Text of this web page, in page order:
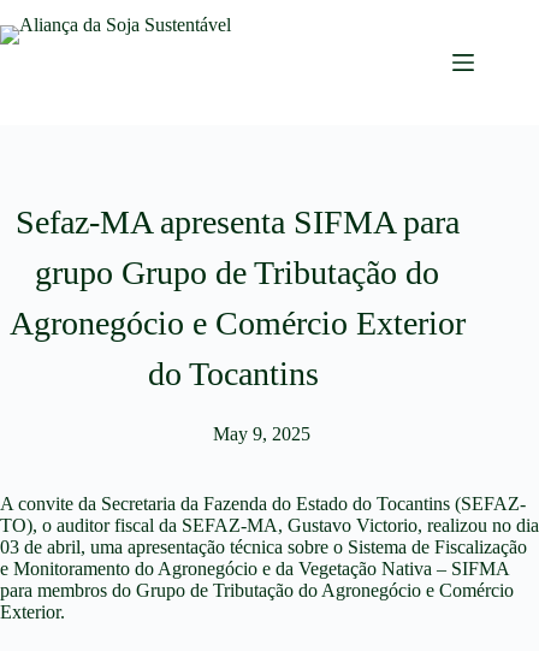
Sefaz-MA apresenta SIFMA para
grupo Grupo de Tributação do
Agronegócio e Comércio Exterior
do Tocantins
May 9, 2025
A convite da Secretaria da Fazenda do Estado do Tocantins (SEFAZ-
TO), o auditor fiscal da SEFAZ-MA, Gustavo Victorio, realizou no dia
03 de abril, uma apresentação técnica sobre o Sistema de Fiscalização
e Monitoramento do Agronegócio e da Vegetação Nativa – SIFMA
para membros do Grupo de Tributação do Agronegócio e Comércio
Exterior.